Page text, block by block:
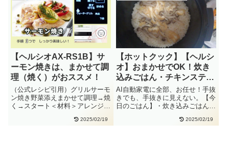
【ヘルシオAX-RS1B】サ
ーモン焼きは、まかせて調
理（焼く）がおススメ！
（公式レシピ引用）グリルサーモ
ン焼き野菜添えまかせて調理→焼
く→スタート＜材料＞アレンジし
2025/02/19
【ホットクック】【ヘルシ
オ】おまかせでOK！炊き
込みごはん・チキンステー
キ・小松菜
AI自動家電に全部、お任せ！手抜
きでも、手抜きに見えない。【今
日のごはん】・炊き込みごはん・
2025/02/19